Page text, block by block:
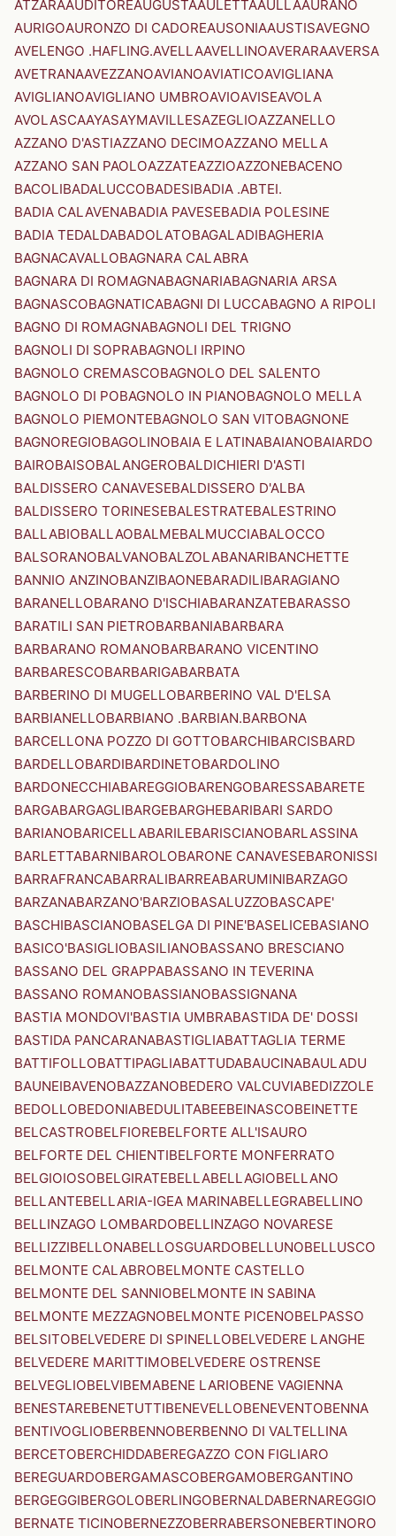
ATZARAAUDITOREAUGUSTAAULETTAAULLAAURANO
AURIGOAURONZO DI CADOREAUSONIAAUSTISAVEGNO
AVELENGO .HAFLING.AVELLAAVELLINOAVERARAAVERSA
AVETRANAAVEZZANOAVIANOAVIATICOAVIGLIANA
AVIGLIANOAVIGLIANO UMBROAVIOAVISEAVOLA
AVOLASCAAYASAYMAVILLESAZEGLIOAZZANELLO
AZZANO D'ASTIAZZANO DECIMOAZZANO MELLA
AZZANO SAN PAOLOAZZATEAZZIOAZZONEBACENO
BACOLIBADALUCCOBADESIBADIA .ABTEI.
BADIA CALAVENABADIA PAVESEBADIA POLESINE
BADIA TEDALDABADOLATOBAGALADIBAGHERIA
BAGNACAVALLOBAGNARA CALABRA
BAGNARA DI ROMAGNABAGNARIABAGNARIA ARSA
BAGNASCOBAGNATICABAGNI DI LUCCABAGNO A RIPOLI
BAGNO DI ROMAGNABAGNOLI DEL TRIGNO
BAGNOLI DI SOPRABAGNOLI IRPINO
BAGNOLO CREMASCOBAGNOLO DEL SALENTO
BAGNOLO DI POBAGNOLO IN PIANOBAGNOLO MELLA
BAGNOLO PIEMONTEBAGNOLO SAN VITOBAGNONE
BAGNOREGIOBAGOLINOBAIA E LATINABAIANOBAIARDO
BAIROBAISOBALANGEROBALDICHIERI D'ASTI
BALDISSERO CANAVESEBALDISSERO D'ALBA
BALDISSERO TORINESEBALESTRATEBALESTRINO
BALLABIOBALLAOBALMEBALMUCCIABALOCCO
BALSORANOBALVANOBALZOLABANARIBANCHETTE
BANNIO ANZINOBANZIBAONEBARADILIBARAGIANO
BARANELLOBARANO D'ISCHIABARANZATEBARASSO
BARATILI SAN PIETROBARBANIABARBARA
BARBARANO ROMANOBARBARANO VICENTINO
BARBARESCOBARBARIGABARBATA
BARBERINO DI MUGELLOBARBERINO VAL D'ELSA
BARBIANELLOBARBIANO .BARBIAN.BARBONA
BARCELLONA POZZO DI GOTTOBARCHIBARCISBARD
BARDELLOBARDIBARDINETOBARDOLINO
BARDONECCHIABAREGGIOBARENGOBARESSABARETE
BARGABARGAGLIBARGEBARGHEBARIBARI SARDO
BARIANOBARICELLABARILEBARISCIANOBARLASSINA
BARLETTABARNIBAROLOBARONE CANAVESEBARONISSI
BARRAFRANCABARRALIBARREABARUMINIBARZAGO
BARZANABARZANO'BARZIOBASALUZZOBASCAPE'
BASCHIBASCIANOBASELGA DI PINE'BASELICEBASIANO
BASICO'BASIGLIOBASILIANOBASSANO BRESCIANO
BASSANO DEL GRAPPABASSANO IN TEVERINA
BASSANO ROMANOBASSIANOBASSIGNANA
BASTIA MONDOVI'BASTIA UMBRABASTIDA DE' DOSSI
BASTIDA PANCARANABASTIGLIABATTAGLIA TERME
BATTIFOLLOBATTIPAGLIABATTUDABAUCINABAULADU
BAUNEIBAVENOBAZZANOBEDERO VALCUVIABEDIZZOLE
BEDOLLOBEDONIABEDULITABEEBEINASCOBEINETTE
BELCASTROBELFIOREBELFORTE ALL'ISAURO
BELFORTE DEL CHIENTIBELFORTE MONFERRATO
BELGIOIOSOBELGIRATEBELLABELLAGIOBELLANO
BELLANTEBELLARIA-IGEA MARINABELLEGRABELLINO
BELLINZAGO LOMBARDOBELLINZAGO NOVARESE
BELLIZZIBELLONABELLOSGUARDOBELLUNOBELLUSCO
BELMONTE CALABROBELMONTE CASTELLO
BELMONTE DEL SANNIOBELMONTE IN SABINA
BELMONTE MEZZAGNOBELMONTE PICENOBELPASSO
BELSITOBELVEDERE DI SPINELLOBELVEDERE LANGHE
BELVEDERE MARITTIMOBELVEDERE OSTRENSE
BELVEGLIOBELVIBEMABENE LARIOBENE VAGIENNA
BENESTAREBENETUTTIBENEVELLOBENEVENTOBENNA
BENTIVOGLIOBERBENNOBERBENNO DI VALTELLINA
BERCETOBERCHIDDABEREGAZZO CON FIGLIARO
BEREGUARDOBERGAMASCOBERGAMOBERGANTINO
BERGEGGIBERGOLOBERLINGOBERNALDABERNAREGGIO
BERNATE TICINOBERNEZZOBERRABERSONEBERTINORO